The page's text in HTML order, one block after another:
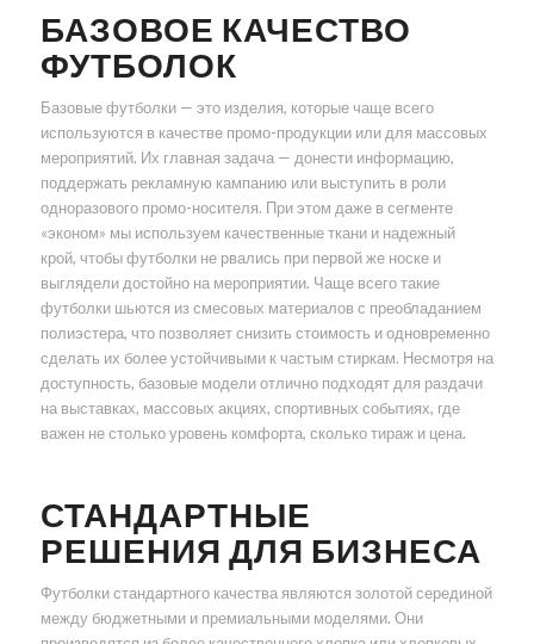
БАЗОВОЕ КАЧЕСТВО
ФУТБОЛОК
Базовые футболки — это изделия, которые чаще всего
используются в качестве промо-продукции или для массовых
мероприятий. Их главная задача — донести информацию,
поддержать рекламную кампанию или выступить в роли
одноразового промо-носителя. При этом даже в сегменте
«эконом» мы используем качественные ткани и надежный
крой, чтобы футболки не рвались при первой же носке и
выглядели достойно на мероприятии. Чаще всего такие
футболки шьются из смесовых материалов с преобладанием
полиэстера, что позволяет снизить стоимость и одновременно
сделать их более устойчивыми к частым стиркам. Несмотря на
доступность, базовые модели отлично подходят для раздачи
на выставках, массовых акциях, спортивных событиях, где
важен не столько уровень комфорта, сколько тираж и цена.
СТАНДАРТНЫЕ
РЕШЕНИЯ ДЛЯ БИЗНЕСА
Футболки стандартного качества являются золотой серединой
между бюджетными и премиальными моделями. Они